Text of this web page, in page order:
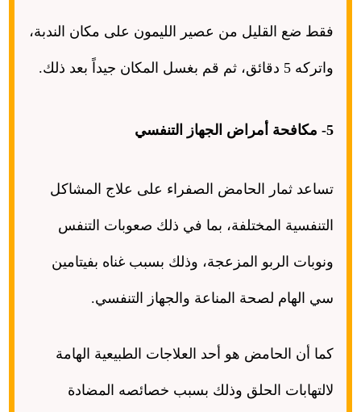
فقط ضع القليل من عصير الليمون على مكان الندبة،
واتركه5 دقائق، ثم قم بغسل المكان جيداً بعد ذلك.
5- مكافحة أمراض الجهاز التنفسي
تساعد ثمار الحامض الصفراء على علاج المشاكل
التنفسية المختلفة، بما في ذلك صعوبات التنفس
ونوبات الربو المزعجة، وذلك بسبب غناه بفيتامين
سي الهام لصحة المناعة والجهاز التنفسي.
كما أن الحامض هو أحد العلاجات الطبيعية الهامة
لالتهابات الحلق وذلك بسبب خصائصه المضادة